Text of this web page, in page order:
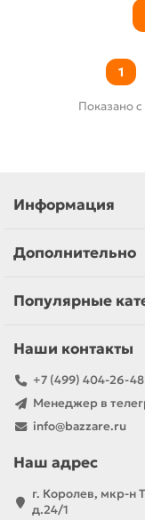
1
Показано
Информация
Дополнительно
Популярные
Наши контакты
+7 (499) 404-26-48
Менеджер в
info@bazzare.ru
Наш адрес
г. Королев, мкр-н
д.24/1